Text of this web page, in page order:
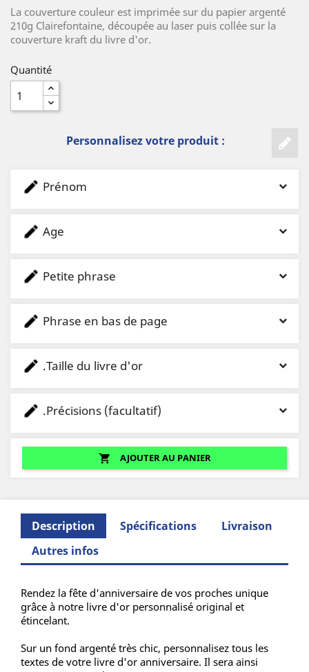
La couverture couleur est imprimée sur du papier argenté
210g Clairefontaine, découpée au laser puis collée sur la
couverture kraft du livre d'or.
Quantité
Personnalisez votre produit :
Prénom
Age
Petite phrase
Phrase en bas de page
.Taille du livre d'or
.Précisions (facultatif)
shopping_cart AJOUTER AU PANIER
Description Spécifications
Livraison
Autres infos
Rendez la fête d'anniversaire de vos proches unique
grâce à notre livre d'or personnalisé original et
étincelant.
Sur un fond argenté très chic, personnalisez tous les
textes de votre livre d'or anniversaire. Il sera ainsi